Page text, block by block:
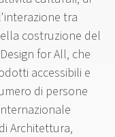
tra
costruzione del
for All, che
accessibili e
di persone
Architettura,